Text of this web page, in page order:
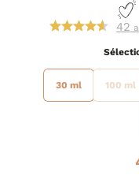
42
30 ml 100 ml